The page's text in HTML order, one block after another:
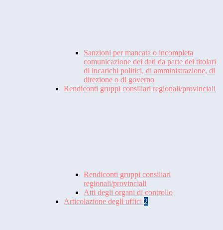
Sanzioni per mancata o incompleta
comunicazione dei dati da parte dei titolari
di incarichi politici, di amministrazione, di
direzione o di governo
Rendiconti gruppi consiliari regionali/provinciali
Rendiconti gruppi consiliari
regionali/provinciali
Atti degli organi di controllo
Articolazione degli uffici 2